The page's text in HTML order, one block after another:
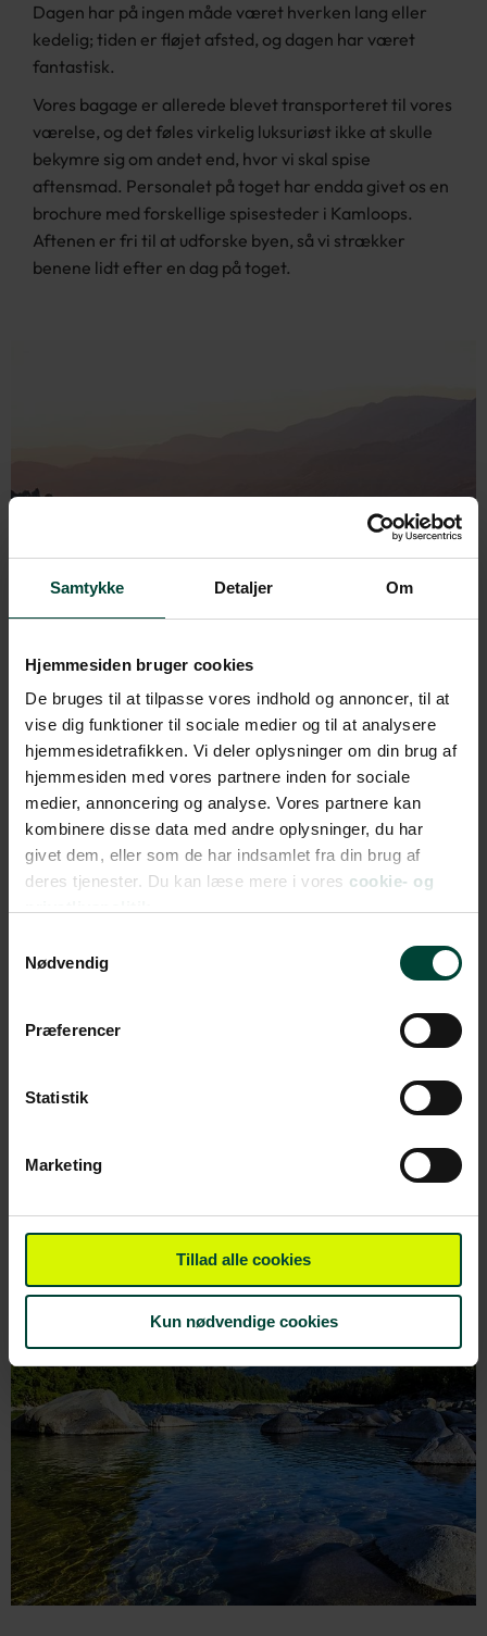
Samtykke Detaljer Om
Hjemmesiden bruger cookies
De bruges til at tilpasse vores indhold og annoncer, til at
vise dig funktioner til sociale medier og til at analysere
hjemmesidetrafikken. Vi deler oplysninger om din brug af
hjemmesiden med vores partnere inden for sociale
medier, annoncering og analyse. Vores partnere kan
kombinere disse data med andre oplysninger, du har
givet dem, eller som de har indsamlet fra din brug af
deres tjenester. Du kan læse mere i vores cookie- og
Nødvendig
Præferencer
Statistik
Marketing
Tillad alle cookies
Kun nødvendige cookies
Dagen har på ingen måde været hverken lang eller
kedelig; tiden er fløjet afsted, og dagen har været
fantastisk.
Vores bagage er allerede blevet transporteret til vores
værelse, og det føles virkelig luksuriøst ikke at skulle
bekymre sig om andet end, hvor vi skal spise
aftensmad. Personalet på toget har endda givet os en
brochure med forskellige spisesteder i Kamloops.
Aftenen er fri til at udforske byen, så vi strækker
benene lidt efter en dag på toget.
Endnu en spændende dag på skinnerne
Igen tidlig afgang fra hotellet næste morgen og ud i
bussen mod stationen. Denne gang efterlader vi blot
vores bagage på værelset – det føles lidt underligt
bare at lukke døren til værelset med kufferterne
derinde, men det gør turen virkelig nem og bekvem, da
Ombord på toget er vi hold 2 til at få morgenmad – i
venter, bliver der serveret kaffe og lidt kage. Der
Mountaineer; intet er overladt til tilfældighederne.
Landskabet er meget anderledes i dag. Vi kører nu
gennem Interior Plateau i British Columbia, så de to
dage på toget byder på meget forskellige